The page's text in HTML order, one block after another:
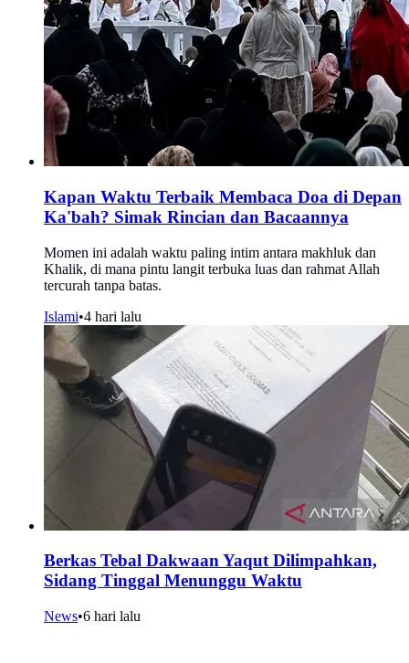
Kapan Waktu Terbaik Membaca Doa di Depan
Ka'bah? Simak Rincian dan Bacaannya
Momen ini adalah waktu paling intim antara makhluk dan
Khalik, di mana pintu langit terbuka luas dan rahmat Allah
tercurah tanpa batas.
Islami•4 hari lalu
Berkas Tebal Dakwaan Yaqut Dilimpahkan,
Sidang Tinggal Menunggu Waktu
News•6 hari lalu